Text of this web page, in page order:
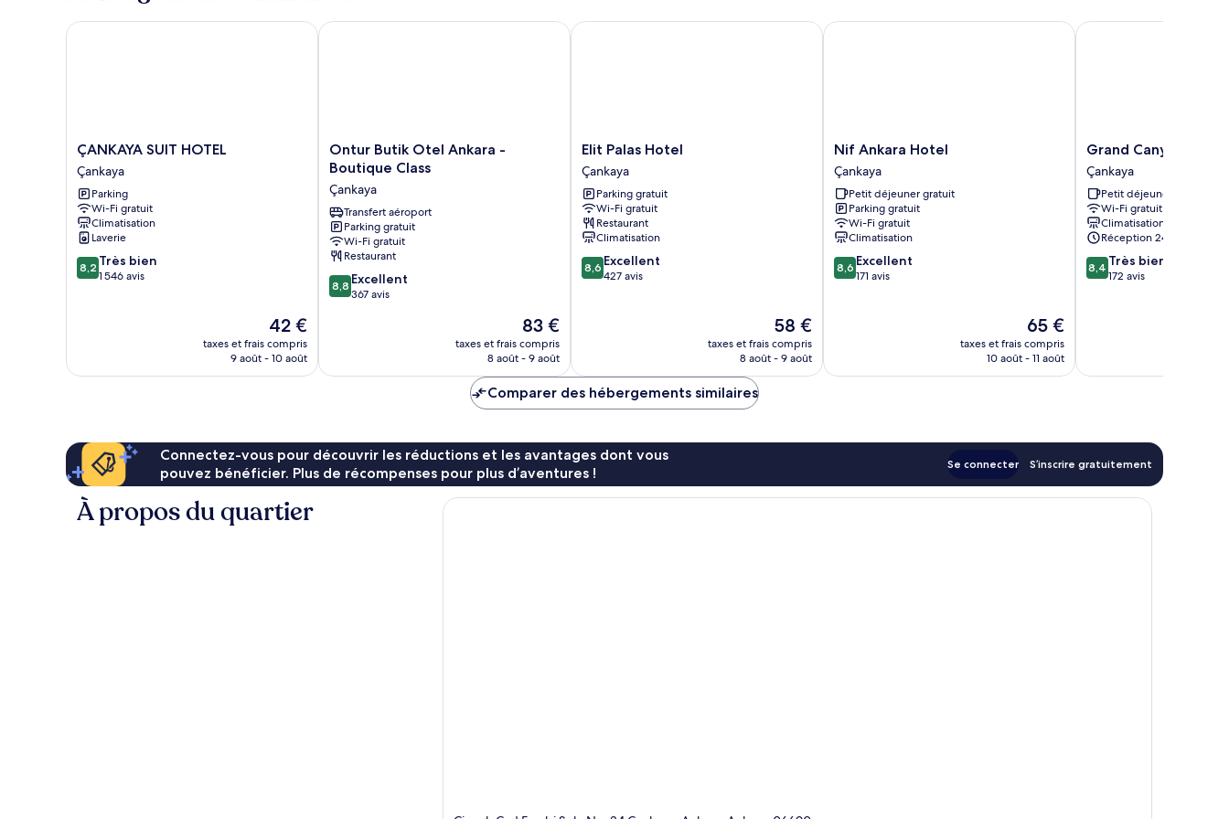
Chambre
Suite
Junior
ÇANKAYA
SUIT
HOTEL
Çankaya
ÇANKAYA SUIT HOTEL
Çankaya
Parking
Wi-Fi gratuit
Climatisation
Laverie
8.2
sur
8,2 Très bien
1 546 avis
Le
nouveau
prix
42 €
taxes et frais compris
9 août - 10 août
ÇANKAYA SUIT HOTEL
Ontur
Butik
Ankara
-
Boutique
Class
Çankaya
Ontur Butik Otel Ankara -
Boutique Class
Çankaya
Transfert aéroport
Parking gratuit
Wi-Fi gratuit
Restaurant
8.8
sur
8,8 Excellent
367 avis
Le
nouveau
prix
de
83 €
83 €
taxes et frais compris
8 août - 9 août
Ontur Butik Otel Ankara - Boutique Class
Elit
Palas
Hotel
Çankaya
Elit Palas Hotel
Çankaya
Parking gratuit
Wi-Fi gratuit
Restaurant
Climatisation
8.6
sur
8,6 Excellent
427 avis
Le
nouveau
prix
58 €
taxes et frais compris
8 août - 9 août
Elit Palas Hotel
Nif
Ankara
Hotel
Çankaya
Nif Ankara Hotel
Çankaya
Petit déjeuner gratuit
Parking gratuit
Wi-Fi gratuit
Climatisation
8.6
sur
8,6 Excellent
171 avis
Le
nouveau
prix
65 €
taxes et frais compris
10 août - 11 août
Nif Ankara Hotel
Grand
Canyon
Hotel
Çankaya
Grand Canyon Hotel
Çankaya
Petit déjeuner gratuit
Wi-Fi gratuit
Climatisation
Réception 24 h/24
8.4
sur
8,4 Très bien
172 avis
Grand Canyon Hotel
Comparer des hébergements similaires
Connectez-vous pour découvrir les réductions et les avantages dont vous
pouvez bénéficier. Plus de récompenses pour plus d’aventures !
Se connecter S’inscrire gratuitement
À propos du quartier